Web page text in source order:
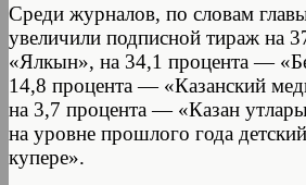
Среди журналов, по словам
увеличили подписной тираж на
«Ялкын», на 34,1 процента —
14,8 процента — «Казанский
на 3,7 процента — «Казан
на уровне прошлого года
купере».